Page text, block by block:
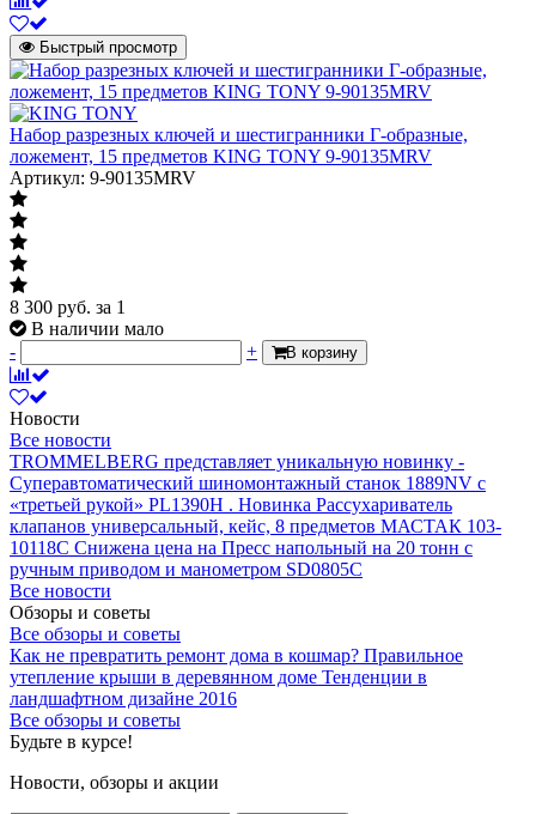
Быстрый просмотр
Набор разрезных ключей и шестигранники Г-образные,
ложемент, 15 предметов KING TONY 9-90135MRV
Артикул: 9-90135MRV
8 300 руб. за 1
В наличии мало
-
+ В корзину
Новости
Все новости
TROMMELBERG представляет уникальную новинку -
Суперавтоматический шиномонтажный станок 1889NV с
«третьей рукой» PL1390H . Новинка Рассухариватель
клапанов универсальный, кейс, 8 предметов МАСТАК 103-
10118C Снижена цена на Пресс напольный на 20 тонн с
ручным приводом и манометром SD0805C
Все новости
Обзоры и советы
Все обзоры и советы
Как не превратить ремонт дома в кошмар? Правильное
утепление крыши в деревянном доме Тенденции в
ландшафтном дизайне 2016
Все обзоры и советы
Будьте в курсе!
Новости, обзоры и акции